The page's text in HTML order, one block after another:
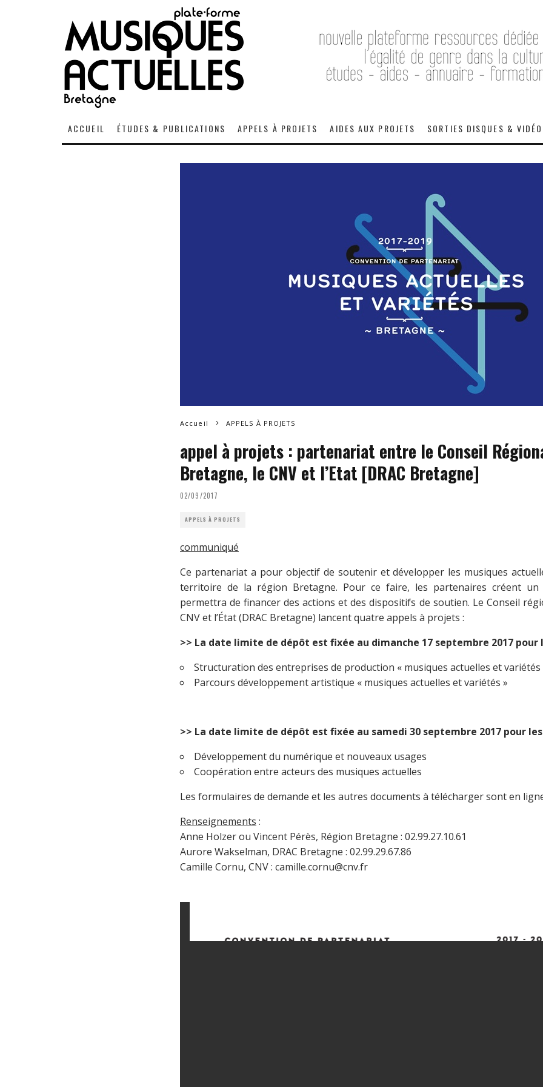
ACCUEIL ÉTUDES & PUBLICATIONS APPELS À PROJETS AIDES AUX PROJETS SORTIES DISQUES &
Accueil APPELS À PROJETS
appel à projets : partenariat entre le Conseil
Bretagne, le CNV et l’Etat [DRAC Bretagne]
02/09/2017
APPELS À PROJETS
communiqué
Ce partenariat a pour objectif de soutenir et développer les musiques
territoire de la région Bretagne. Pour ce faire, les partenaires créent un
permettra de financer des actions et des dispositifs de soutien. Le Conseil
CNV et l’État (DRAC Bretagne) lancent quatre appels à projets :
>> La date limite de dépôt est fixée au dimanche 17 septembre 2017 pour
Structuration des entreprises de production « musiques actuelles et variétés
Parcours développement artistique « musiques actuelles et variétés »
>> La date limite de dépôt est fixée au samedi 30 septembre 2017 pour
Développement du numérique et nouveaux usages
Coopération entre acteurs des musiques actuelles
Les formulaires de demande et les autres documents à télécharger sont en
Renseignements :
Anne Holzer ou Vincent Pérès, Région Bretagne : 02.99.27.10.61
Aurore Wakselman, DRAC Bretagne : 02.99.29.67.86
Camille Cornu, CNV : camille.cornu@cnv.fr